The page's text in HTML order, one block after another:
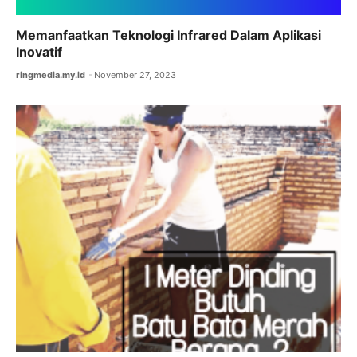
Memanfaatkan Teknologi Infrared Dalam Aplikasi
Inovatif
ringmedia.my.id November 27, 2023